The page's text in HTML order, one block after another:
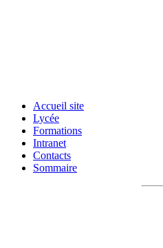
Accueil site
Lycée
Formations
Intranet
Contacts
Sommaire